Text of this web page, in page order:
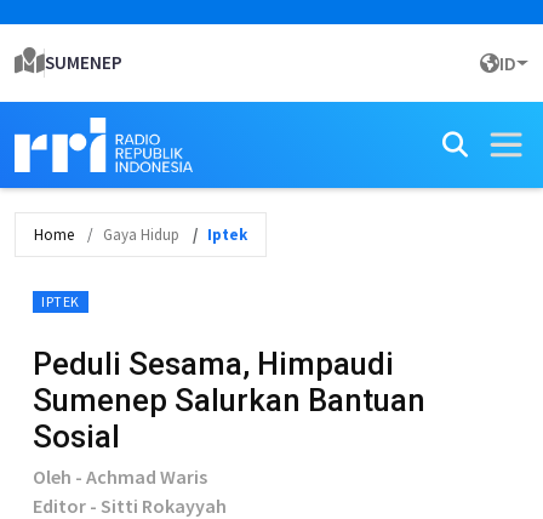
SUMENEP ID
Home Gaya Hidup Iptek
IPTEK
Peduli Sesama, Himpaudi
Sumenep Salurkan Bantuan
Sosial
Oleh - Achmad Waris
Editor - Sitti Rokayyah